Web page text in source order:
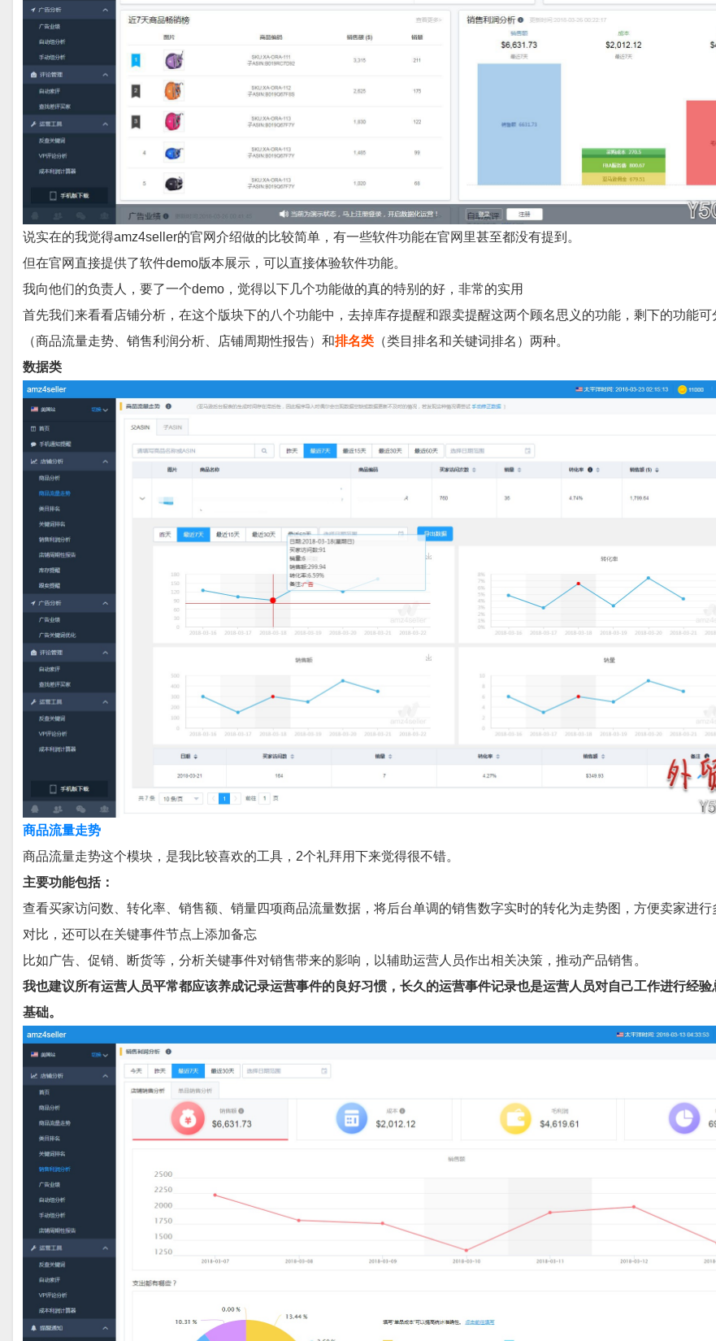
说实在的我觉得amz4seller的官网介绍做的比较简单，有一些软件功能在官网里甚至都没有提到。
但在官网直接提供了软件demo版本展示，可以直接体验软件功能。
我向他们的负责人，要了一个demo，觉得以下几个功能做的真的特别的好，非常的实用
首先我们来看看店铺分析，在这个版块下的八个功能中，去掉库存提醒和跟卖提醒这两个顾名思义的功能，剩下的功能可
（商品流量走势、销售利润分析、店铺周期性报告）和排名类 （类目排名和关键词排名）两种。
数据类
商品流量走势
商品流量走势这个模块，是我比较喜欢的工具，2个礼拜用下来觉得很不错。
主要功能包括：
查看买家访问数、转化率、销售额、销量四项商品流量数据，将后台单调的销售数字实时的转化为走势图，方便卖家进行
对比，还可以在关键事件节点上添加备忘
比如广告、促销、断货等，分析关键事件对销售带来的影响，以辅助运营人员作出相关决策，推动产品销售。
我也建议所有运营人员平常都应该养成记录运营事件的良好习惯，长久的运营事件记录也是运营人员对自己工作进行经验
基础。